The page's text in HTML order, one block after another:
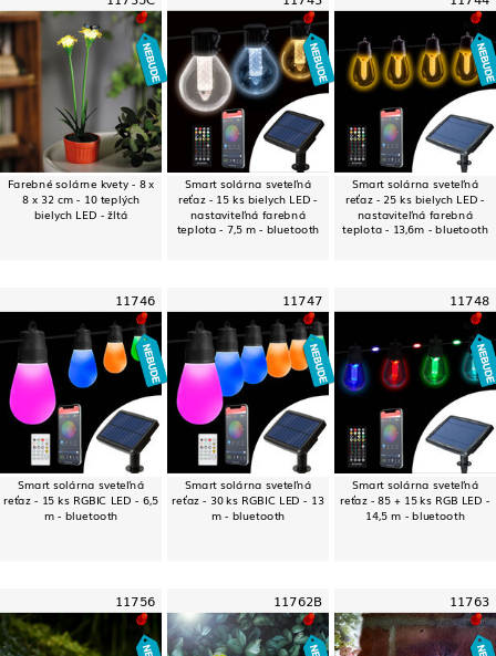
Farebné solárne kvety - 8 x
8 x 32 cm - 10 teplých
bielych LED - žltá
Smart solárna sveteľná
reťaz - 15 ks bielych LED -
nastaviteľná farebná
teplota - 7,5 m - bluetooth
Smart solárna sveteľná
reťaz - 25 ks bielych LED -
nastaviteľná farebná
teplota - 13,6m - bluetooth
11746
Smart solárna sveteľná
reťaz - 15 ks RGBIC LED - 6,5
m - bluetooth
11747
Smart solárna sveteľná
reťaz - 30 ks RGBIC LED - 13
m - bluetooth
11748
Smart solárna sveteľná
reťaz - 85 + 15 ks RGB LED -
14,5 m - bluetooth
11756 11762B 11763